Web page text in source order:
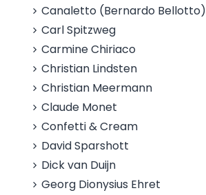
Canaletto (Bernardo Bellotto)
Carl Spitzweg
Carmine Chiriaco
Christian Lindsten
Christian Meermann
Claude Monet
Confetti & Cream
David Sparshott
Dick van Duijn
Georg Dionysius Ehret